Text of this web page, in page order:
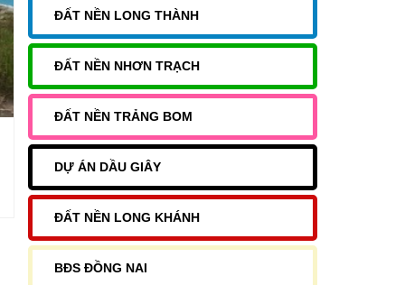
ĐẤT NỀN LONG THÀNH
ĐẤT NỀN NHƠN TRẠCH
ĐẤT NỀN TRẢNG BOM
DỰ ÁN DẦU GIÂY
ĐẤT NỀN LONG KHÁNH
BĐS ĐỒNG NAI